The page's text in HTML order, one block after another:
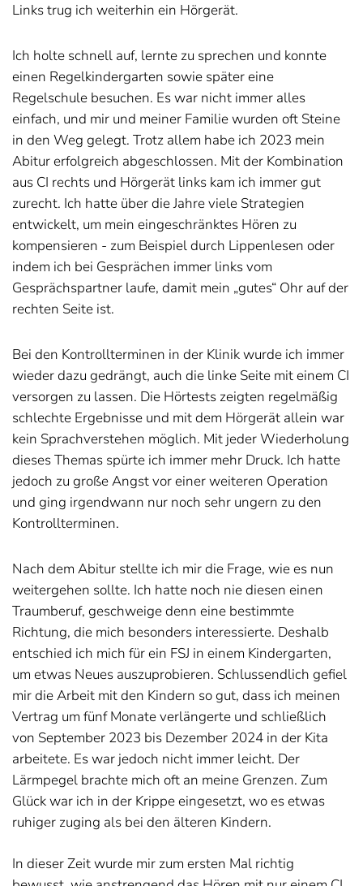
Links trug ich weiterhin ein Hörgerät.
Ich holte schnell auf, lernte zu sprechen und konnte
einen Regelkindergarten sowie später eine
Regelschule besuchen. Es war nicht immer alles
einfach, und mir und meiner Familie wurden oft Steine
in den Weg gelegt. Trotz allem habe ich 2023 mein
Abitur erfolgreich abgeschlossen. Mit der Kombination
aus CI rechts und Hörgerät links kam ich immer gut
zurecht. Ich hatte über die Jahre viele Strategien
entwickelt, um mein eingeschränktes Hören zu
kompensieren - zum Beispiel durch Lippenlesen oder
indem ich bei Gesprächen immer links vom
Gesprächspartner laufe, damit mein „gutes“ Ohr auf der
rechten Seite ist.
Bei den Kontrollterminen in der Klinik wurde ich immer
wieder dazu gedrängt, auch die linke Seite mit einem CI
versorgen zu lassen. Die Hörtests zeigten regelmäßig
schlechte Ergebnisse und mit dem Hörgerät allein war
kein Sprachverstehen möglich. Mit jeder Wiederholung
dieses Themas spürte ich immer mehr Druck. Ich hatte
jedoch zu große Angst vor einer weiteren Operation
und ging irgendwann nur noch sehr ungern zu den
Kontrollterminen.
Nach dem Abitur stellte ich mir die Frage, wie es nun
weitergehen sollte. Ich hatte noch nie diesen einen
Traumberuf, geschweige denn eine bestimmte
Richtung, die mich besonders interessierte. Deshalb
entschied ich mich für ein FSJ in einem Kindergarten,
um etwas Neues auszuprobieren. Schlussendlich gefiel
mir die Arbeit mit den Kindern so gut, dass ich meinen
Vertrag um fünf Monate verlängerte und schließlich
von September 2023 bis Dezember 2024 in der Kita
arbeitete. Es war jedoch nicht immer leicht. Der
Lärmpegel brachte mich oft an meine Grenzen. Zum
Glück war ich in der Krippe eingesetzt, wo es etwas
ruhiger zuging als bei den älteren Kindern.
In dieser Zeit wurde mir zum ersten Mal richtig